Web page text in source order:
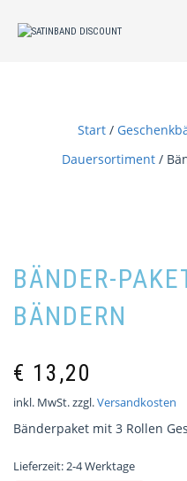
Start /
Dauersortiment/
BÄNDER-
BÄNDERN
€ 13,20
inkl. MwSt.zzgl.Versandkosten
Bänderpaket mit 3 Rollen
Lieferzeit:2-4 Werktage